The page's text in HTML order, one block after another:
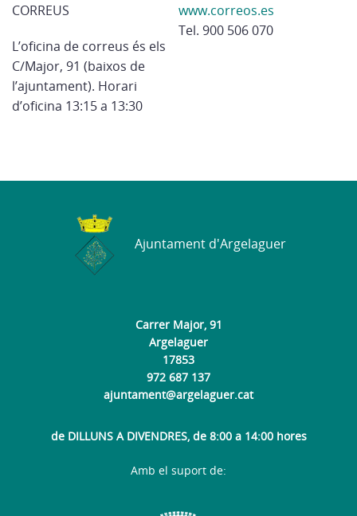
CORREUS
L’oficina de correus és els
C/Major, 91 (baixos de
l’ajuntament). Horari
d’oficina 13:15 a 13:30
www.correos.es
Tel. 900 506 070
Carrer Major, 91
Argelaguer
17853
972 687 137
ajuntament@argelaguer.cat
de DILLUNS A DIVENDRES, de 8:00 a 14:00 hores
Ajuntament d'Argelaguer
Amb el suport de: